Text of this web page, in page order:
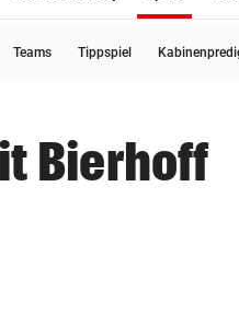
Teams Tippspiel
Bierhoff